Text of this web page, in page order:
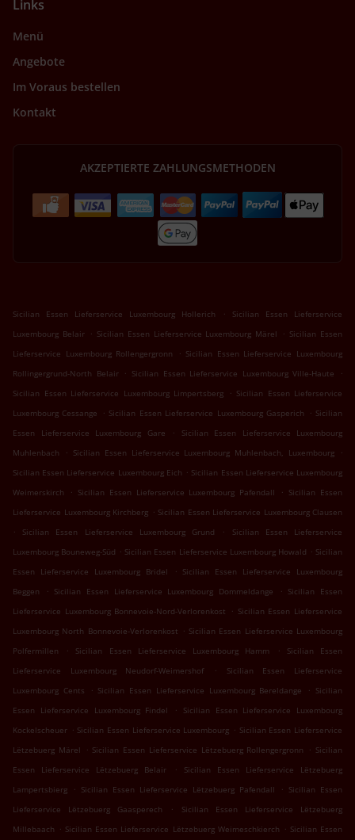
Links
Menü
Angebote
Im Voraus bestellen
Kontakt
AKZEPTIERTE ZAHLUNGSMETHODEN
Sicilian Essen Lieferservice Luxembourg Hollerich .
Sicilian Essen Lieferservice
Luxembourg Belair . Sicilian Essen Lieferservice Luxembourg Märel . Sicilian Essen
Lieferservice Luxembourg Rollengergronn
. Sicilian Essen Lieferservice Luxembourg
Rollingergrund-North Belair . Sicilian Essen Lieferservice Luxembourg Ville-Haute
.
Sicilian Essen Lieferservice Luxembourg Limpertsberg
. Sicilian Essen Lieferservice
Luxembourg Cessange
. Sicilian Essen Lieferservice Luxembourg Gasperich . Sicilian
Essen Lieferservice Luxembourg Gare
.
Sicilian Essen Lieferservice Luxembourg
Muhlenbach
. Sicilian Essen Lieferservice Luxembourg Muhlenbach, Luxembourg
.
Sicilian Essen Lieferservice Luxembourg Eich . Sicilian Essen Lieferservice Luxembourg
Weimerskirch
. Sicilian Essen Lieferservice Luxembourg Pafendall . Sicilian Essen
Lieferservice Luxembourg Kirchberg . Sicilian Essen Lieferservice Luxembourg Clausen
.
Sicilian Essen Lieferservice Luxembourg Grund .
Sicilian Essen Lieferservice
Luxembourg Bouneweg-Süd . Sicilian Essen Lieferservice Luxembourg Howald . Sicilian
Essen Lieferservice Luxembourg Bridel
. Sicilian Essen Lieferservice Luxembourg
Beggen
. Sicilian Essen Lieferservice Luxembourg Dommeldange . Sicilian Essen
Lieferservice Luxembourg Bonnevoie-Nord-Verlorenkost
. Sicilian Essen Lieferservice
Luxembourg North Bonnevoie-Verlorenkost . Sicilian Essen Lieferservice Luxembourg
Polfermillen
. Sicilian Essen Lieferservice Luxembourg Hamm .
Sicilian Essen
Lieferservice Luxembourg Neudorf-Weimershof
.
Sicilian Essen Lieferservice
Luxembourg Cents
. Sicilian Essen Lieferservice Luxembourg Bereldange . Sicilian
Essen Lieferservice Luxembourg Findel
.
Sicilian Essen Lieferservice Luxembourg
Kockelscheuer . Sicilian Essen Lieferservice Luxembourg . Sicilian Essen Lieferservice
Lëtzebuerg Märel
. Sicilian Essen Lieferservice Lëtzebuerg Rollengergronn . Sicilian
Essen Lieferservice Lëtzebuerg Belair
.
Sicilian Essen Lieferservice Lëtzebuerg
Lampertsbierg
. Sicilian Essen Lieferservice Lëtzebuerg Pafendall . Sicilian Essen
Lieferservice Lëtzebuerg Gaasperech
.
Sicilian Essen Lieferservice Lëtzebuerg
Millebaach . Sicilian Essen Lieferservice Lëtzebuerg Weimeschkierch . Sicilian Essen